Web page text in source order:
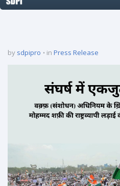
by sdpipro in Press Release